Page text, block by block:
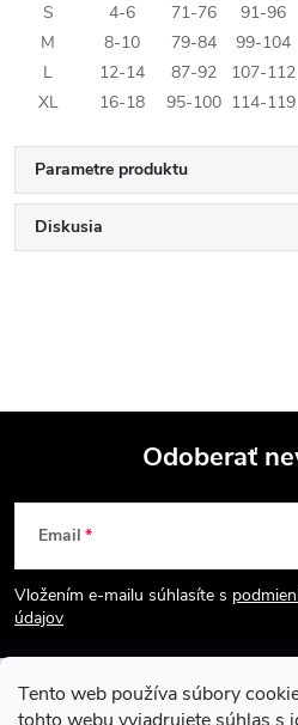
Tento web používa súbory
S
4-6 71-76 91-96
M
8-10 79-84 99-104
L
12-14 87-92 107-112
XL
16-18 95-100 114-119
Parametre produktu
Diskusia
Z
á
p
ä
Odoberať
Email
Vložením e-mailu súhlasíte s
údajov